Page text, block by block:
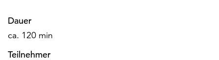
Sie
die
Dauer
ca. 120 min
Teilnehmer